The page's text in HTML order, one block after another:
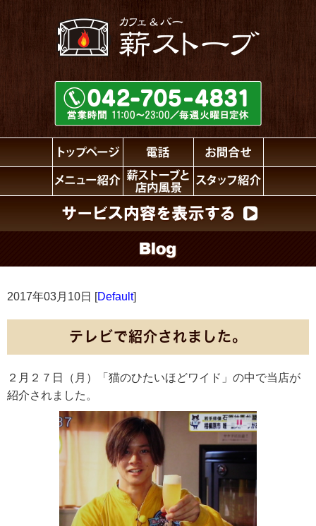
2017年03月10日 [Default]
テレビで紹介されました。
２月２７日（月）「猫のひたいほどワイド」の中で当店が
紹介されました。